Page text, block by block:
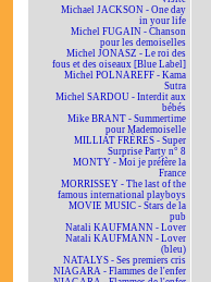
Michael JACKSON - One day
in your life
Michel FUGAIN - Chanson
pour les demoiselles
Michel JONASZ - Le roi des
fous et des oiseaux [Blue Label]
Michel POLNAREFF - Kama
Sutra
Michel SARDOU - Interdit aux
bébés
Mike BRANT - Summertime
pour Mademoiselle
MILLIAT FRÈRES - Super
Surprise Party n° 8
MONTY - Moi je préfère la
France
MORRISSEY - The last of the
famous international playboys
MOVIE MUSIC - Stars de la
pub
Natali KAUFMANN - Lover
Natali KAUFMANN - Lover
(bleu)
NATALYS - Ses premiers cris
NIAGARA - Flammes de l'enfer